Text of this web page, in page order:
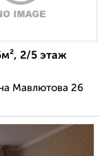
2/5 этаж
Мавлютова 26